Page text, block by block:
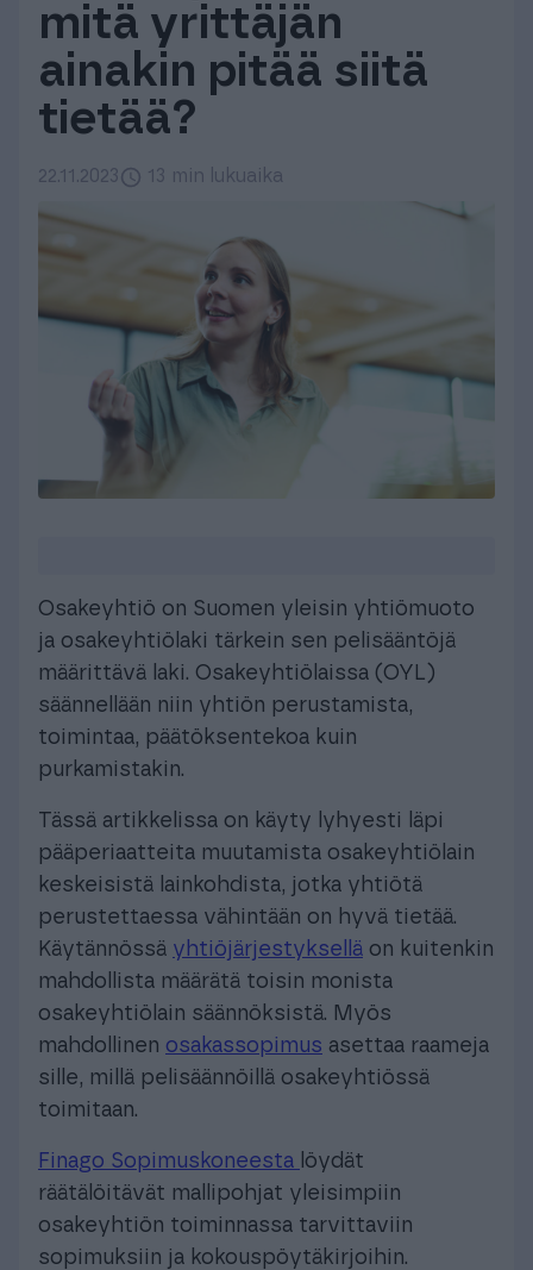
Tuki & Koulutus
Meistä & Ajankohtaista
Tilaa Procountor
Kokeile maksutta
Kirjaudu
mitä yrittäjän
ainakin pitää siitä
tietää?
22.11.2023 13 min lukuaika
Osakeyhtiö on Suomen yleisin yhtiömuoto
ja osakeyhtiölaki tärkein sen pelisääntöjä
määrittävä laki. Osakeyhtiölaissa (OYL)
säännellään niin yhtiön perustamista,
toimintaa, päätöksentekoa kuin
purkamistakin.
Tässä artikkelissa on käyty lyhyesti läpi
pääperiaatteita muutamista osakeyhtiölain
keskeisistä lainkohdista, jotka yhtiötä
perustettaessa vähintään on hyvä tietää.
Käytännössä yhtiöjärjestyksellä on kuitenkin
mahdollista määrätä toisin monista
osakeyhtiölain säännöksistä. Myös
mahdollinen osakassopimus asettaa raameja
sille, millä pelisäännöillä osakeyhtiössä
toimitaan.
Finago Sopimuskoneesta löydät
räätälöitävät mallipohjat yleisimpiin
osakeyhtiön toiminnassa tarvittaviin
sopimuksiin ja kokouspöytäkirjoihin.